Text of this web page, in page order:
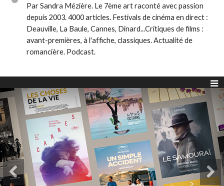
Par Sandra Mézière. Le 7ème art raconté avec passion
depuis 2003. 4000 articles. Festivals de cinéma en direct :
Deauville, La Baule, Cannes, Dinard...Critiques de films :
avant-premières, à l'affiche, classiques. Actualité de
romancière. Podcast.